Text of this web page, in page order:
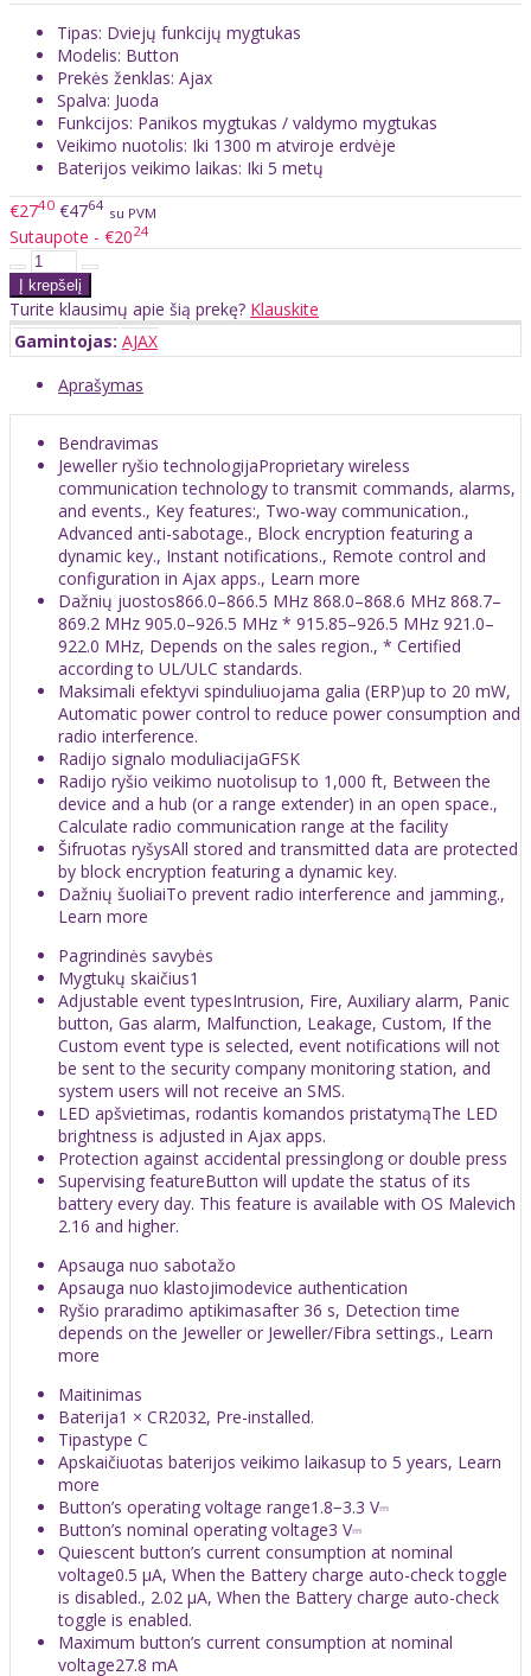
Tipas: Dviejų funkcijų mygtukas
Modelis: Button
Prekės ženklas: Ajax
Spalva: Juoda
Funkcijos: Panikos mygtukas / valdymo mygtukas
Veikimo nuotolis: Iki 1300 m atviroje erdvėje
Baterijos veikimo laikas: Iki 5 metų
€2740 €4764 su PVM
Sutaupote - €2024
Turite klausimų apie šią prekę? Klauskite
Gamintojas: AJAX
Aprašymas
Bendravimas
Jeweller ryšio technologijaProprietary wireless
communication technology to transmit commands, alarms,
and events., Key features:, Two-way communication.,
Advanced anti-sabotage., Block encryption featuring a
dynamic key., Instant notifications., Remote control and
configuration in Ajax apps., Learn more
Dažnių juostos866.0–866.5 MHz 868.0–868.6 MHz 868.7–
869.2 MHz 905.0–926.5 MHz * 915.85–926.5 MHz 921.0–
922.0 MHz, Depends on the sales region., * Certified
according to UL/ULC standards.
Maksimali efektyvi spinduliuojama galia (ERP)up to 20 mW,
Automatic power control to reduce power consumption and
radio interference.
Radijo signalo moduliacijaGFSK
Radijo ryšio veikimo nuotolisup to 1,000 ft, Between the
device and a hub (or a range extender) in an open space.,
Calculate radio communication range at the facility
Šifruotas ryšysAll stored and transmitted data are protected
by block encryption featuring a dynamic key.
Dažnių šuoliaiTo prevent radio interference and jamming.,
Learn more
Pagrindinės savybės
Mygtukų skaičius1
Adjustable event typesIntrusion, Fire, Auxiliary alarm, Panic
button, Gas alarm, Malfunction, Leakage, Custom, If the
Custom event type is selected, event notifications will not
be sent to the security company monitoring station, and
system users will not receive an SMS.
LED apšvietimas, rodantis komandos pristatymąThe LED
brightness is adjusted in Ajax apps.
Protection against accidental pressinglong or double press
Supervising featureButton will update the status of its
battery every day. This feature is available with OS Malevich
2.16 and higher.
Apsauga nuo sabotažo
Apsauga nuo klastojimodevice authentication
Ryšio praradimo aptikimasafter 36 s, Detection time
depends on the Jeweller or Jeweller/Fibra settings., Learn
more
Maitinimas
Baterija1 × CR2032, Pre-installed.
Tipastype C
Apskaičiuotas baterijos veikimo laikasup to 5 years, Learn
more
Button’s operating voltage range1.8−3.3 V⎓
Button’s nominal operating voltage3 V⎓
Quiescent button’s current consumption at nominal
voltage0.5 μA, When the Battery charge auto-check toggle
is disabled., 2.02 μA, When the Battery charge auto-check
toggle is enabled.
Maximum button’s current consumption at nominal
voltage27.8 mA